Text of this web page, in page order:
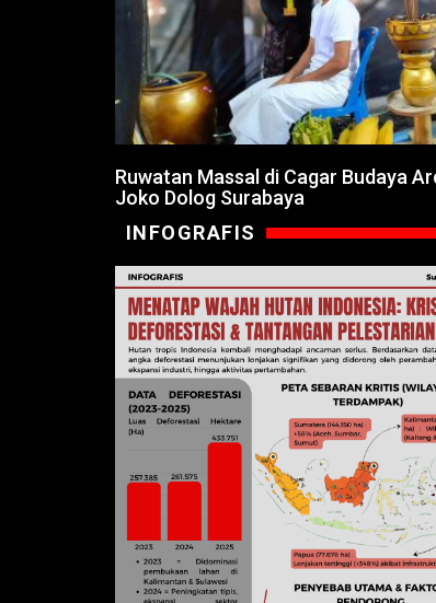
Ruwatan Massal di Cagar Budaya
Joko Dolog Surabaya
INFOGRAFIS